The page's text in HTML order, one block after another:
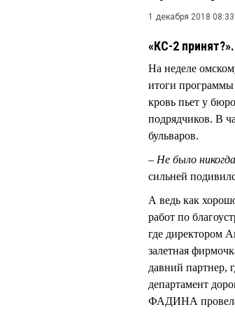
1 декабря 2018 08:33
«КС-2 принят?».
На неделе
итоги
кровь пьет у
подрядчиков. В
бульваров.
– Не было
сильней
А ведь как
работ по
где директором
залетная
давний партнер,
департамент
ФАДИНА провела